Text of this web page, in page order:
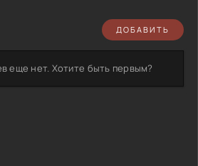
ДОБАВИТЬ
еще нет. Хотите быть первым?